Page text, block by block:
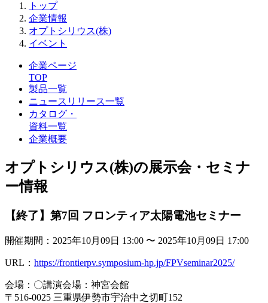
トップ
企業情報
オプトシリウス(株)
イベント
企業ページ
TOP
製品一覧
ニュースリリース一覧
カタログ・
資料一覧
企業概要
オプトシリウス(株)の展示会・セミナ
ー情報
【終了】第7回 フロンティア太陽電池セミナー
開催期間：2025年10月09日 13:00 〜 2025年10月09日 17:00
URL： https://frontierpv.symposium-hp.jp/FPVseminar2025/
会場：〇講演会場：神宮会館
〒516-0025 三重県伊勢市宇治中之切町152